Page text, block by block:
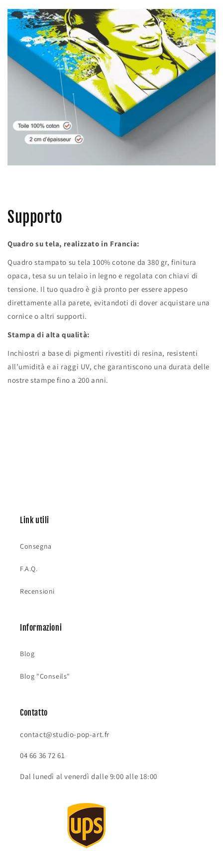
Supporto
Quadro su tela, realizzato in Francia:
Quadro stampato su tela 100% cotone da 380 gr, finitura
opaca, tesa su un telaio in legno e regolata con chiavi di
tensione. Il tuo quadro è già pronto per essere appeso
direttamente alla parete, evitandoti di dover acquistare una
cornice o altri supporti.
Stampa di alta qualità:
Inchiostri a base di pigmenti rivestiti di resina, resistenti
all’umidità e ai raggi UV, che garantiscono una durata delle
nostre stampe fino a 200 anni.
Link utili
Consegna
F.A.Q.
Recensioni
Informazioni
Blog
Blog "Conseils"
Contatto
contact@studio-pop-art.fr
04 66 36 72 61
Dal lunedì al venerdì dalle 9:00 alle 18:00